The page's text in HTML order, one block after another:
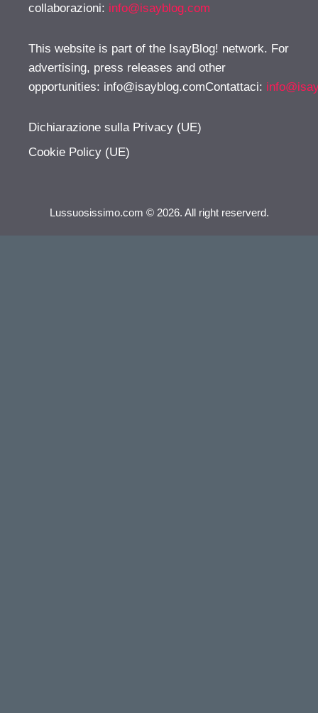
collaborazioni: info@isayblog.com
This website is part of the IsayBlog! network. For
advertising, press releases and other
opportunities: info@isayblog.comContattaci:
Dichiarazione sulla Privacy (UE)
Cookie Policy (UE)
Lussuosissimo.com © 2026. All right reserverd.